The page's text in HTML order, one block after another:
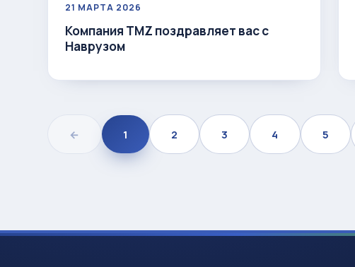
21 МАРТА 2026
Компания TMZ поздравляет вас с
Наврузом
← 1 2 3 4 5